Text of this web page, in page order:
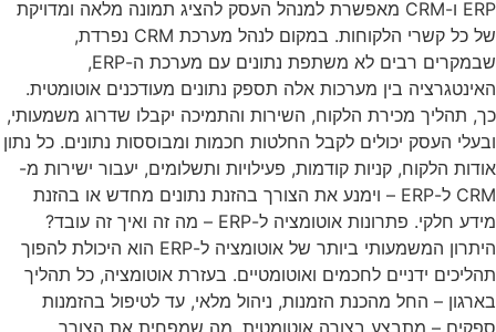
ERP ו-CRM מאפשרת למנהל העסק להציג תמונה מלאה ומדויקת
של כל קשרי הלקוחות. במקום לנהל מערכת CRM נפרדת,
שבמקרים רבים לא משתפת נתונים עם מערכת ה-ERP,
האינטגרציה בין מערכות אלה תספק נתונים מעודכנים אוטומטית.
כך, תהליך מכירת הלקוח, השירות והתמיכה יקבלו שדרוג משמעותי,
ובעלי העסק יכולים לקבל החלטות חכמות ומבוססות נתונים. כל נתון
אודות הלקוח, קניות קודמות, פעילויות ותשלומים, יעבור ישירות מ-
CRM ל-ERP – וימנע את הצורך בהזנת נתונים מחדש או בהזנת
מידע חלקי. פתרונות אוטומציה ל-ERP – מה זה ואיך זה עובד?
היתרון המשמעותי ביותר של אוטומציה ל-ERP הוא היכולת להפוך
תהליכים ידניים לחכמים ואוטומטיים. בעזרת אוטומציה, כל תהליך
בארגון – החל מהכנת הזמנות, ניהול מלאי, עד לטיפול בהזמנות